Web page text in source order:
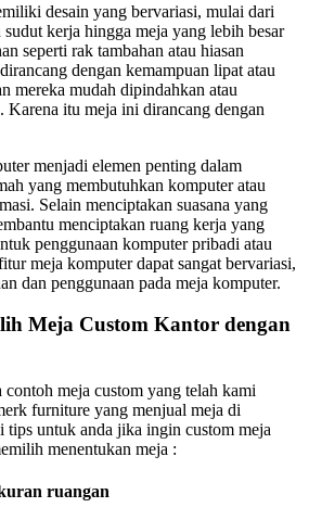
desain yang bervariasi, mulai dari
sudut kerja hingga meja yang lebih besar
seperti rak tambahan atau hiasan
dengan kemampuan lipat atau
mereka mudah dipindahkan atau
itu meja ini dirancang dengan
menjadi elemen penting dalam
yang membutuhkan komputer atau
Selain menciptakan suasana yang
menciptakan ruang kerja yang
penggunaan komputer pribadi atau
meja komputer dapat sangat bervariasi,
dan penggunaan pada meja komputer.
Meja Custom Kantor dengan
contoh meja custom yang telah kami
furniture yang menjual meja di
untuk anda jika ingin custom meja
menentukan meja :
ruangan